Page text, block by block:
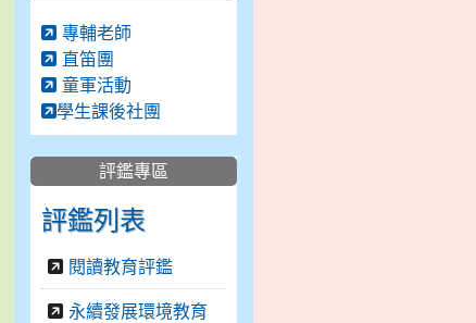
專輔老師
直笛團
童軍活動
學生課後社團
評鑑專區
評鑑列表
閱讀教育評鑑
永續發展環境教育